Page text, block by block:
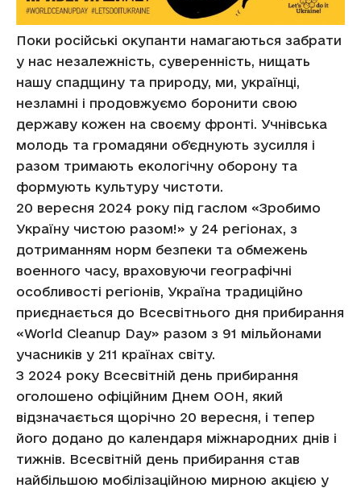
Поки російські окупанти намагаються забрати
у нас незалежність, суверенність, нищать
нашу спадщину та природу, ми, українці,
незламні і продовжуємо боронити свою
державу кожен на своєму фронті. Учнівська
молодь та громадяни обʼєднують зусилля і
разом тримають екологічну оборону та
формують культуру чистоти.
20 вересня 2024 року під гаслом «Зробимо
Україну чистою разом!» у 24 регіонах, з
дотриманням норм безпеки та обмежень
военного часу, враховуючи географічні
особливості регіонів, Україна традиційно
приєднається до Всесвітнього дня прибирання
«World Cleanup Day» разом з 91 мільйонами
учасників у 211 країнах світу.
З 2024 року Всесвітній день прибирання
оголошено офіційним Днем ООН, який
відзначається щорічно 20 вересня, і тепер
його додано до календаря міжнародних днів і
тижнів. Всесвітній день прибирання став
найбільшою мобілізаційною мирною акцією у